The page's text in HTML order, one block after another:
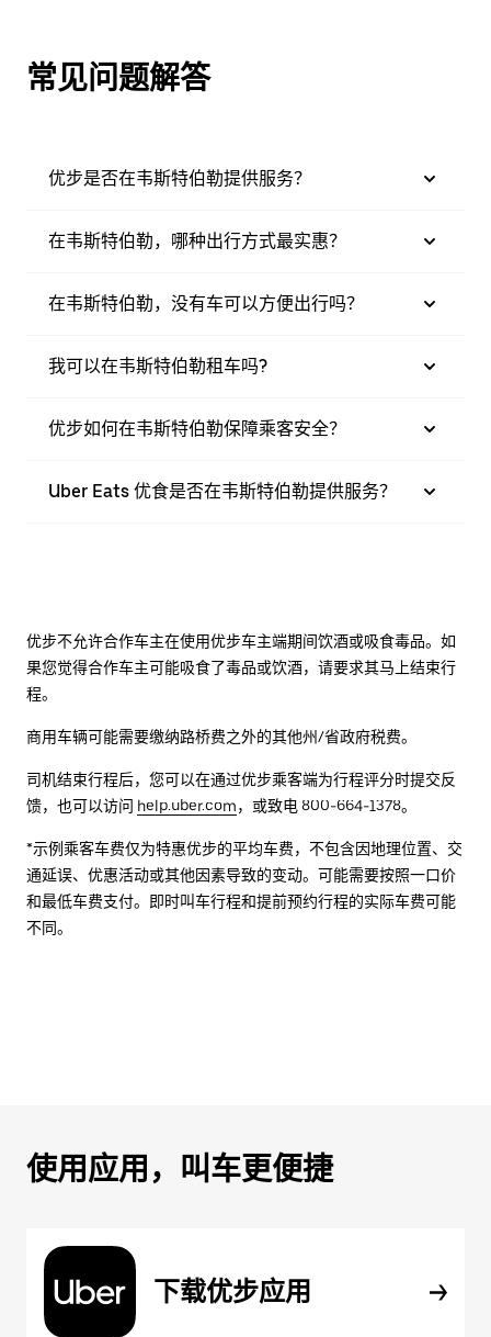
常见问题解答
优步是否在韦斯特伯勒提供服务？
在韦斯特伯勒，哪种出行方式最实惠？
在韦斯特伯勒，没有车可以方便出行吗？
我可以在韦斯特伯勒租车吗?
优步如何在韦斯特伯勒保障乘客安全？
Uber Eats 优食是否在韦斯特伯勒提供服务？
优步不允许合作车主在使用优步车主端期间饮酒或吸食毒品。如
果您觉得合作车主可能吸食了毒品或饮酒，请要求其马上结束行
程。
商用车辆可能需要缴纳路桥费之外的其他州/省政府税费。
司机结束行程后，您可以在通过优步乘客端为行程评分时提交反
馈，也可以访问 help.uber.com，或致电 800-664-1378。
*示例乘客车费仅为特惠优步的平均车费，不包含因地理位置、交
通延误、优惠活动或其他因素导致的变动。可能需要按照一口价
和最低车费支付。即时叫车行程和提前预约行程的实际车费可能
不同。
使用应用，叫车更便捷
下载优步应用